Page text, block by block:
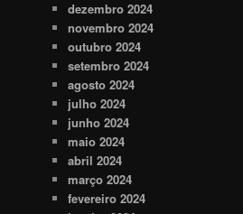
dezembro 2024
novembro 2024
outubro 2024
setembro 2024
agosto 2024
julho 2024
junho 2024
maio 2024
abril 2024
março 2024
fevereiro 2024